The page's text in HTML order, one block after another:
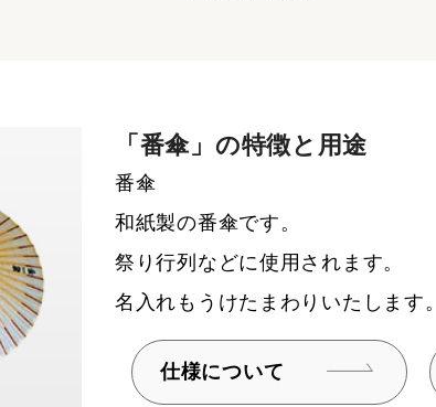
「番傘」の特徴と用途
番傘
和紙製の番傘です。
祭り行列などに使用されます。
名入れもうけたまわりいたします。
仕様について